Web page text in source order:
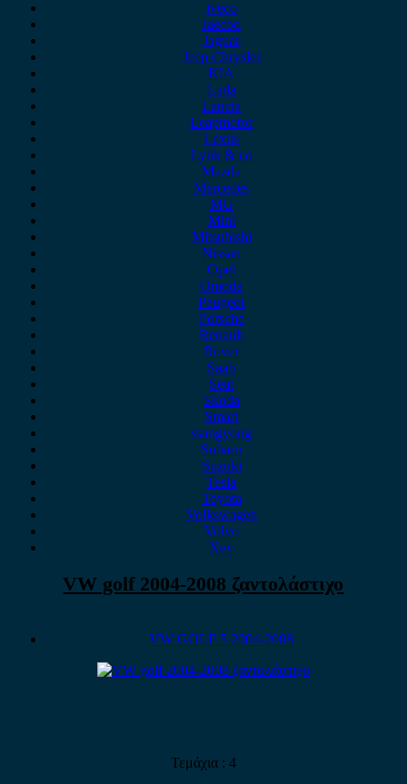
iveco
Jaecoo
Jaguar
Jeep Chrysler
KIA
Lada
Lancia
Leapmotor
Lexus
Lynk & co
Mazda
Mercedes
MG
Mini
Mitsubishi
Nissan
Opel
Omoda
Peugeot
Porsche
Renault
Rover
Saab
Seat
Skoda
Smart
ssangyong
Subaru
Suzuki
Tesla
Toyota
Volkswagen
Volvo
Xev
VW golf 2004-2008 ζαντολάστιχο
VW GOLF 5 2004-2008
Τεμάχια : 4